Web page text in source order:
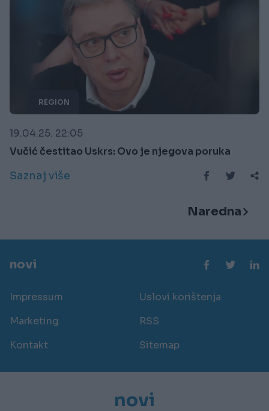
REGION
19.04.25. 22:05
Vučić čestitao Uskrs: Ovo je njegova poruka
Saznaj više
Naredna
novi
Impressum
Uslovi korištenja
Marketing
RSS
Kontakt
Sitemap
novi